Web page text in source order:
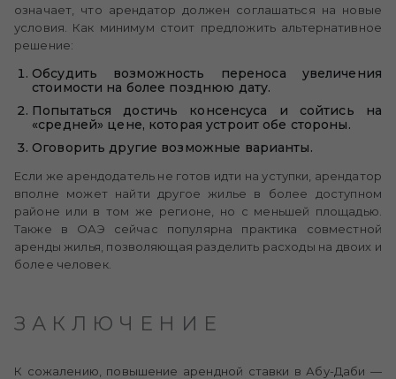
означает, что арендатор должен соглашаться на новые
условия. Как минимум стоит предложить альтернативное
решение:
Обсудить возможность переноса увеличения
стоимости на более позднюю дату.
Попытаться достичь консенсуса и сойтись на
«средней» цене, которая устроит обе стороны.
Оговорить другие возможные варианты.
Если же арендодатель не готов идти на уступки, арендатор
вполне может найти другое жилье в более доступном
районе или в том же регионе, но с меньшей площадью.
Также в ОАЭ сейчас популярна практика совместной
аренды жилья, позволяющая разделить расходы на двоих и
более человек.
ЗАКЛЮЧЕНИЕ
К сожалению, повышение арендной ставки в Абу-Даби —